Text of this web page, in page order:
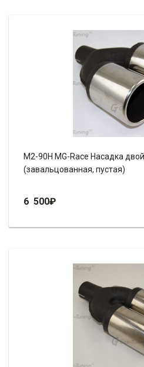
М2-90H MG-Race Насадка
(завальцованная, пустая)
6 500₽